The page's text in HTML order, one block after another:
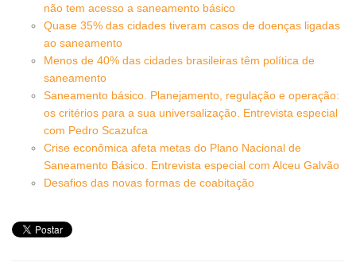
não tem acesso a saneamento básico
Quase 35% das cidades tiveram casos de doenças ligadas
ao saneamento
Menos de 40% das cidades brasileiras têm política de
saneamento
Saneamento básico. Planejamento, regulação e operação:
os critérios para a sua universalização. Entrevista especial
com Pedro Scazufca
Crise econômica afeta metas do Plano Nacional de
Saneamento Básico. Entrevista especial com Alceu Galvão
Desafios das novas formas de coabitação